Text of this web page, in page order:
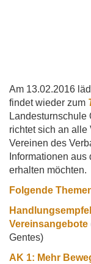
Am 13.02.2016
findet wieder zum
Landesturnschule
richtet sich an alle
Vereinen des
Informationen
erhalten möchten.
Folgende
Vereinsangebote
Gentes)
AK 1: Mehr